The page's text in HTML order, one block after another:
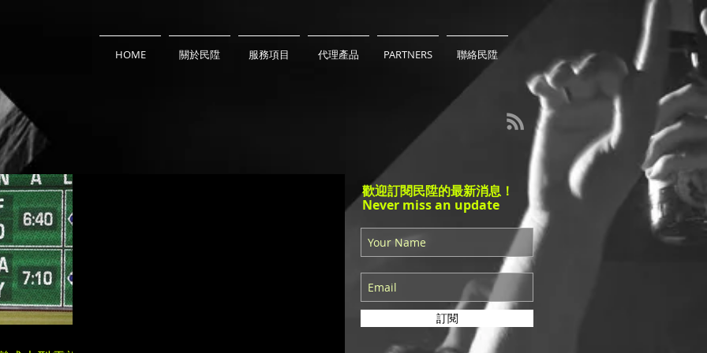
HOME 關於民陞 服務項目 代理產品 PARTNERS 聯絡民陞
歡迎訂閱民陞的最新消息！
Never miss an update
訂閱